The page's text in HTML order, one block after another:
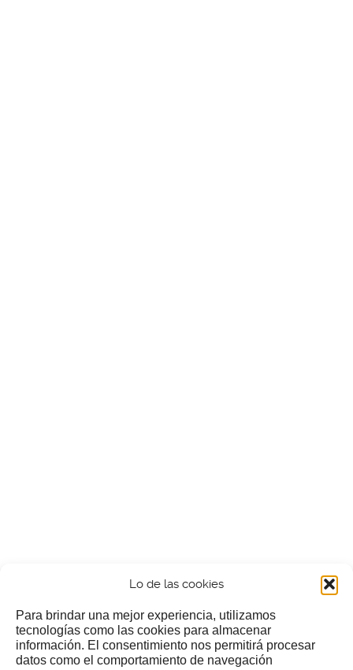
Lo de las cookies
Para brindar una mejor experiencia, utilizamos
tecnologías como las cookies para almacenar
información. El consentimiento nos permitirá procesar
datos como el comportamiento de navegación
¿Nos invitas a un cafecillo?